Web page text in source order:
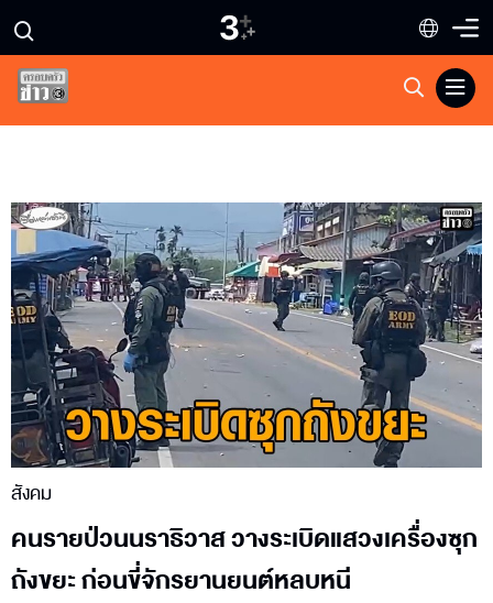
สังคม
คนรายป่วนนราธิวาส วางระเบิดแสวงเครื่องซุก
ถังขยะ ก่อนขี่จักรยานยนต์หลบหนี